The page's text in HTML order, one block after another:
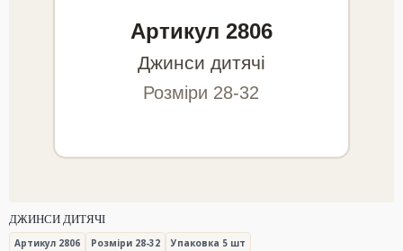
ДЖИНСИ ДИТЯЧІ
Артикул 2806 Розміри 28-32 Упаковка 5 шт